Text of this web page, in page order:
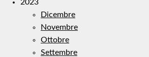
2023
Dicembre
Novembre
Ottobre
Settembre